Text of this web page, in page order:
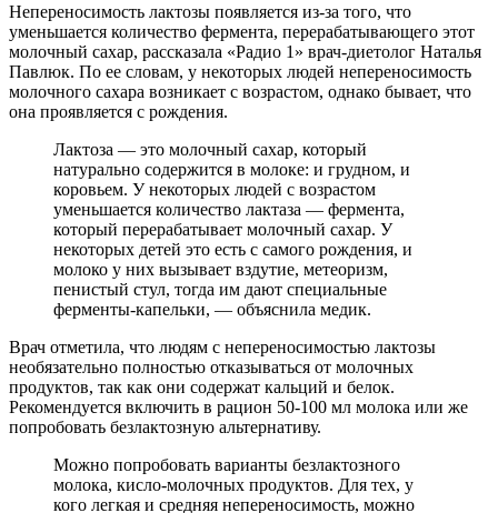
Непереносимость лактозы появляется из-за того, что
уменьшается количество фермента, перерабатывающего этот
молочный сахар, рассказала «Радио 1» врач-диетолог Наталья
Павлюк. По ее словам, у некоторых людей непереносимость
молочного сахара возникает с возрастом, однако бывает, что
она проявляется с рождения.
Лактоза — это молочный сахар, который
натурально содержится в молоке: и грудном, и
коровьем. У некоторых людей с возрастом
уменьшается количество лактаза — фермента,
который перерабатывает молочный сахар. У
некоторых детей это есть с самого рождения, и
молоко у них вызывает вздутие, метеоризм,
пенистый стул, тогда им дают специальные
ферменты-капельки, — объяснила медик.
Врач отметила, что людям с непереносимостью лактозы
необязательно полностью отказываться от молочных
продуктов, так как они содержат кальций и белок.
Рекомендуется включить в рацион 50-100 мл молока или же
попробовать безлактозную альтернативу.
Можно попробовать варианты безлактозного
молока, кисло-молочных продуктов. Для тех, у
кого легкая и средняя непереносимость, можно